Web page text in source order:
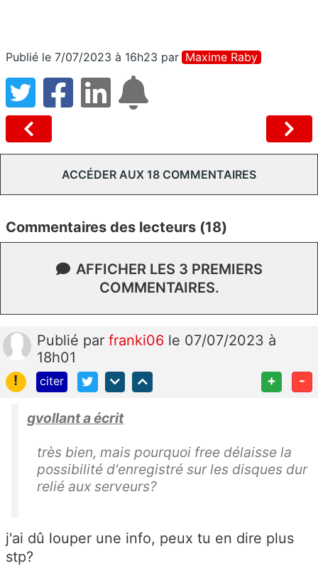
Publié le 7/07/2023 à 16h23 par Maxime Raby
ACCÉDER AUX 18 COMMENTAIRES
Commentaires des lecteurs (18)
AFFICHER LES 3 PREMIERS
COMMENTAIRES.
Publié par franki06 le 07/07/2023 à
18h01
!
citer + -
gvollant a écrit
très bien, mais pourquoi free délaisse la
possibilité d'enregistré sur les disques dur
relié aux serveurs?
j'ai dû louper une info, peux tu en dire plus
stp?